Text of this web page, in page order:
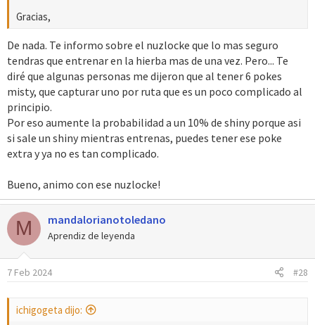
Gracias,
De nada. Te informo sobre el nuzlocke que lo mas seguro
tendras que entrenar en la hierba mas de una vez. Pero... Te
diré que algunas personas me dijeron que al tener 6 pokes
misty, que capturar uno por ruta que es un poco complicado al
principio.
Por eso aumente la probabilidad a un 10% de shiny porque asi
si sale un shiny mientras entrenas, puedes tener ese poke
extra y ya no es tan complicado.
Bueno, animo con ese nuzlocke!
M mandalorianotoledano
Aprendiz de leyenda
7 Feb 2024 #28
ichigogeta dijo: